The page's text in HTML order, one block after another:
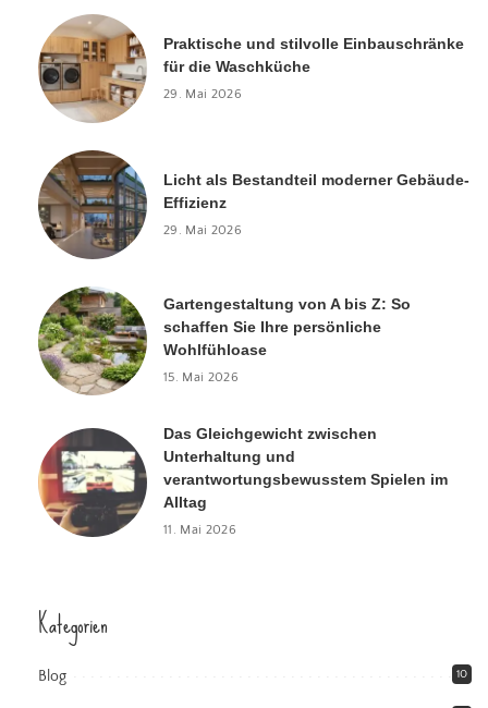
Praktische und stilvolle Einbauschränke
für die Waschküche
29. Mai 2026
Licht als Bestandteil moderner Gebäude-
Effizienz
29. Mai 2026
Gartengestaltung von A bis Z: So
schaffen Sie Ihre persönliche
Wohlfühloase
15. Mai 2026
Das Gleichgewicht zwischen
Unterhaltung und
verantwortungsbewusstem Spielen im
Alltag
11. Mai 2026
Kategorien
Blog 10